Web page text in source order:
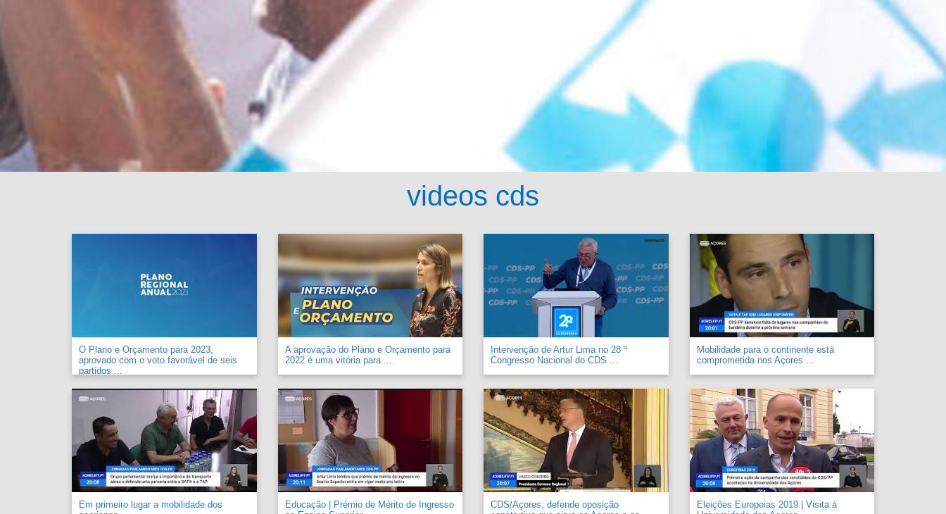
videos cds
O Plano e Orçamento para 2023,
aprovado com o voto favorável de seis
partidos ...
A aprovação do Plano e Orçamento para
2022 é uma vitória para ...
Intervenção de Artur Lima no 28 º
Congresso Nacional do CDS ...
Mobilidade para o continente está
comprometida nos Açores ...
Em primeiro lugar a mobilidade dos
Educação | Prémio de Mérito de Ingresso
CDS/Açores, defende oposição
Eleições Europeias 2019 | Visita à